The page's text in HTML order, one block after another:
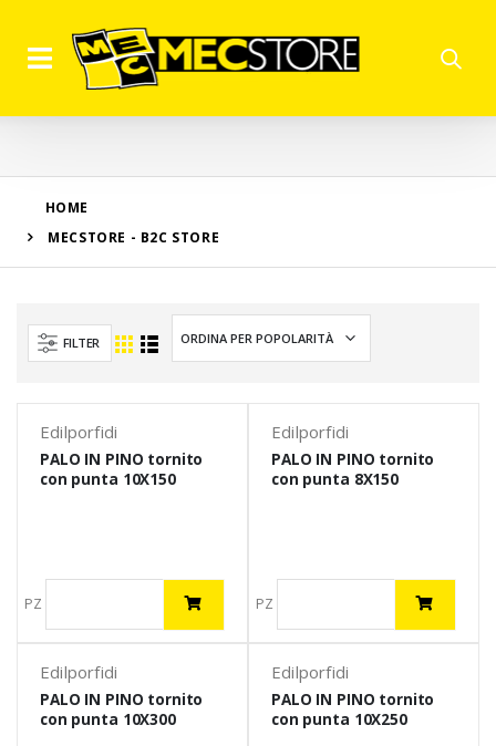
HOME
MECSTORE - B2C STORE
FILTER
Edilporfidi
PALO IN PINO tornito
con punta 10X150
PZ
Edilporfidi
PALO IN PINO tornito
con punta 8X150
PZ
Edilporfidi
PALO IN PINO tornito
con punta 10X300
Edilporfidi
PALO IN PINO tornito
con punta 10X250